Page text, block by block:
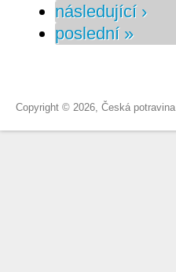
následující ›
poslední »
Copyright © 2026, Česká potravina.